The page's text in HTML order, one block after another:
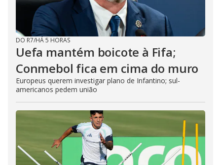
DO R7/HÁ 5 HORAS
Uefa mantém boicote à Fifa;
Conmebol fica em cima do muro
Europeus querem investigar plano de Infantino; sul-
americanos pedem união